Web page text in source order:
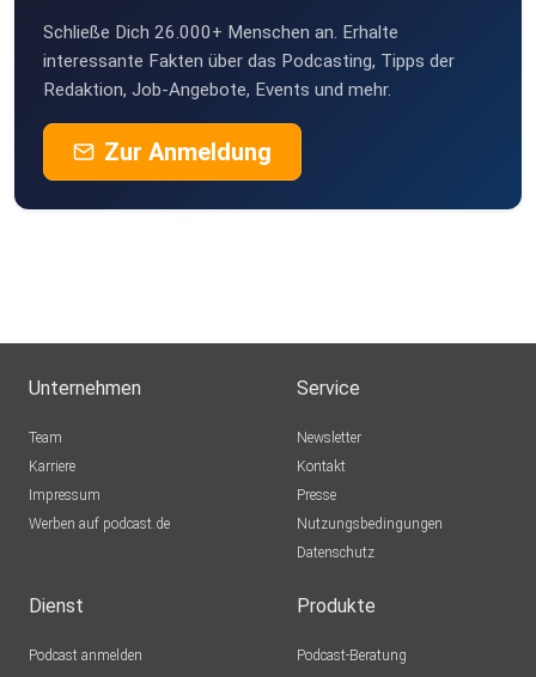
Schließe Dich 26.000+ Menschen an. Erhalte
interessante Fakten über das Podcasting, Tipps der
Redaktion, Job-Angebote, Events und mehr.
Zur Anmeldung
Unternehmen
Team
Karriere
Impressum
Werben auf podcast.de
Service
Newsletter
Kontakt
Presse
Nutzungsbedingungen
Datenschutz
Dienst
Podcast anmelden
Produkte
Podcast-Beratung